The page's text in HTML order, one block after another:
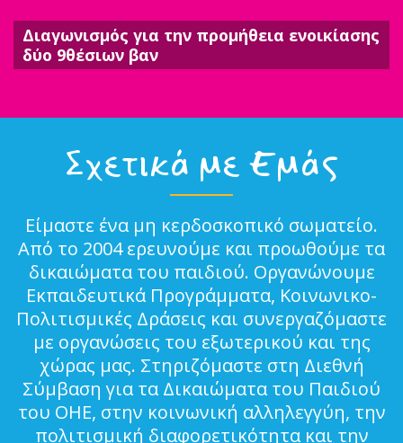
Διαγωνισμός για την προμήθεια ενοικίασης
δύο 9θέσιων βαν
Σχετικά με Εμάς
Είμαστε ένα μη κερδοσκοπικό σωματείο.
Από το 2004 ερευνούμε και προωθούμε τα
δικαιώματα του παιδιού. Οργανώνουμε
Εκπαιδευτικά Προγράμματα, Κοινωνικο-
Πολιτισμικές Δράσεις και συνεργαζόμαστε
με οργανώσεις του εξωτερικού και της
χώρας μας. Στηριζόμαστε στη Διεθνή
Σύμβαση για τα Δικαιώματα του Παιδιού
του ΟΗΕ, στην κοινωνική αλληλεγγύη, την
πολιτισμική διαφορετικότητα και την